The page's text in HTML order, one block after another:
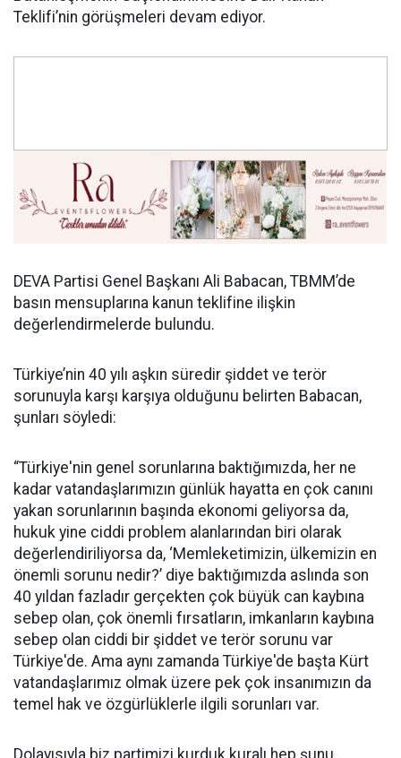
Teklifi’nin görüşmeleri devam ediyor.
DEVA Partisi Genel Başkanı Ali Babacan, TBMM’de
basın mensuplarına kanun teklifine ilişkin
değerlendirmelerde bulundu.
Türkiye’nin 40 yılı aşkın süredir şiddet ve terör
sorunuyla karşı karşıya olduğunu belirten Babacan,
şunları söyledi:
“Türkiye'nin genel sorunlarına baktığımızda, her ne
kadar vatandaşlarımızın günlük hayatta en çok canını
yakan sorunlarının başında ekonomi geliyorsa da,
hukuk yine ciddi problem alanlarından biri olarak
değerlendiriliyorsa da, ‘Memleketimizin, ülkemizin en
önemli sorunu nedir?’ diye baktığımızda aslında son
40 yıldan fazladır gerçekten çok büyük can kaybına
sebep olan, çok önemli fırsatların, imkanların kaybına
sebep olan ciddi bir şiddet ve terör sorunu var
Türkiye'de. Ama aynı zamanda Türkiye'de başta Kürt
vatandaşlarımız olmak üzere pek çok insanımızın da
temel hak ve özgürlüklerle ilgili sorunları var.
Dolayısıyla biz partimizi kurduk kuralı hep şunu